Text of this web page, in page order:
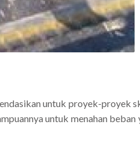
untuk proyek-proyek
untuk menahan